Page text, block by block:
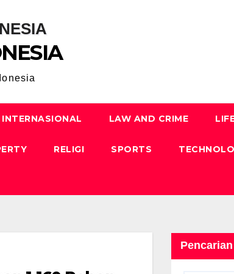
INTERNASIONAL LAW AND CRIME
RELIGI SPORTS
Pencarian